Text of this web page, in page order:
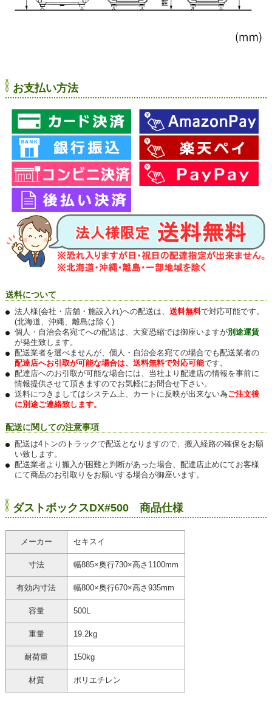
お支払い方法
送料について
法人様(会社・店舗・施設入れ)への配送は、 送料無料で対応可能です。
(北海道、沖縄、離島は除く)
個人・自治会名宛てへの配送は、大変恐縮では御座いますが別途運賃
が発生致します。
配送業者を選べませんが、個人・自治会名宛ての場合でも配送業者の
配達店へお引取が可能な場合は、送料無料で対応可能です。
配達店へのお引取が可能な場合には、当社より配達店の情報を事前に
情報提供させて頂きますのでお気軽にお問合せ下さい。
送料につきましてはシステム上、カートに反映が出来ない為ご注文後
に別途ご連絡致します。
配送に関しての注意事項
配送は4トンのトラックで配送となりますので、搬入経路の確保をお願
い致します。
配送業者より搬入が困難と判断があった場合、配達店止めにてお客様
にて商品のお引取りをお願いする場合が御座います。
ダストボックスDX#500 商品仕様
メーカー セキスイ
寸法 幅885×奥行730×高さ1100mm
有効内寸法 幅800×奥行670×高さ935mm
容量 500L
重量 19.2kg
耐荷重 150kg
材質 ポリエチレン